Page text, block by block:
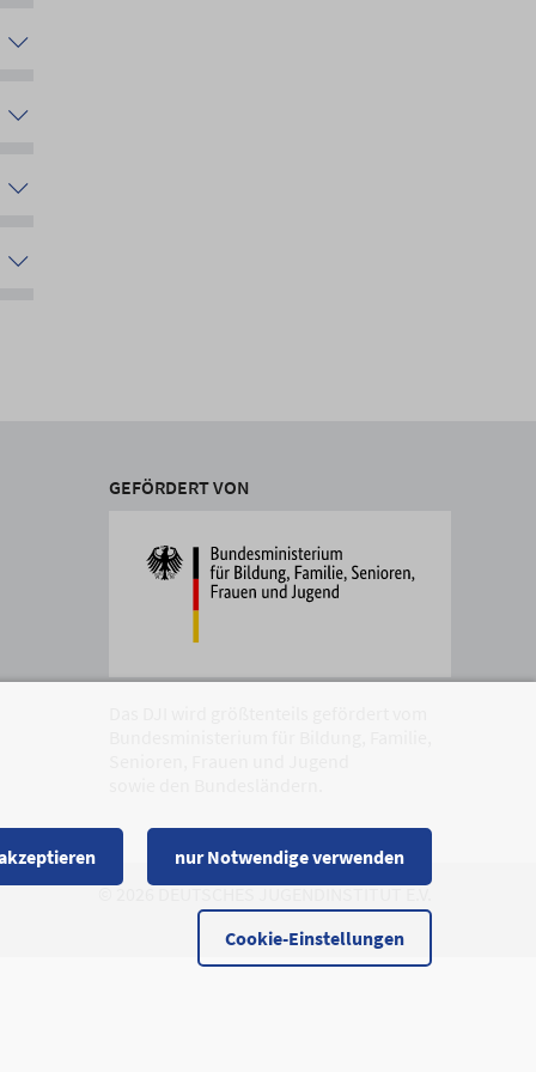
Cookie-Einstellungen
nur Notwendige verwenden
GEFÖRDERT VON